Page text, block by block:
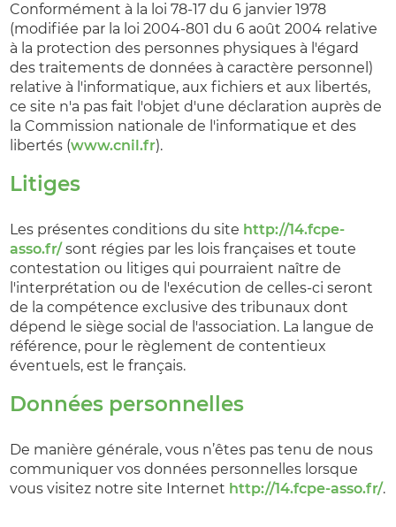
Conformément à la loi 78-17 du 6 janvier 1978
(modifiée par la loi 2004-801 du 6 août 2004 relative
à la protection des personnes physiques à l'égard
des traitements de données à caractère personnel)
relative à l'informatique, aux fichiers et aux libertés,
ce site n'a pas fait l'objet d'une déclaration auprès de
la Commission nationale de l'informatique et des
libertés (www.cnil.fr).
Litiges
Les présentes conditions du site http://14.fcpe-
asso.fr/ sont régies par les lois françaises et toute
contestation ou litiges qui pourraient naître de
l'interprétation ou de l'exécution de celles-ci seront
de la compétence exclusive des tribunaux dont
dépend le siège social de l'association. La langue de
référence, pour le règlement de contentieux
éventuels, est le français.
Données personnelles
De manière générale, vous n’êtes pas tenu de nous
communiquer vos données personnelles lorsque
vous visitez notre site Internet http://14.fcpe-asso.fr/.